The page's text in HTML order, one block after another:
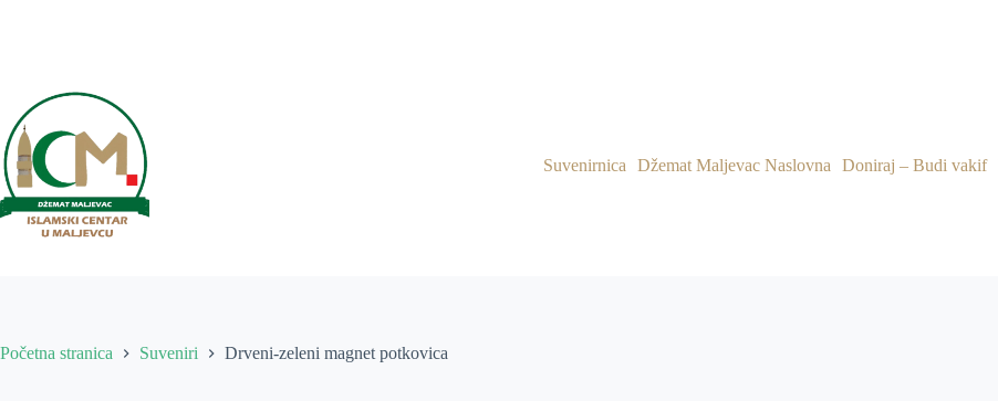
Suvenirnica Džemat Maljevac Naslovna Doniraj – Budi vakif
Početna stranica Suveniri Drveni-zeleni magnet potkovica